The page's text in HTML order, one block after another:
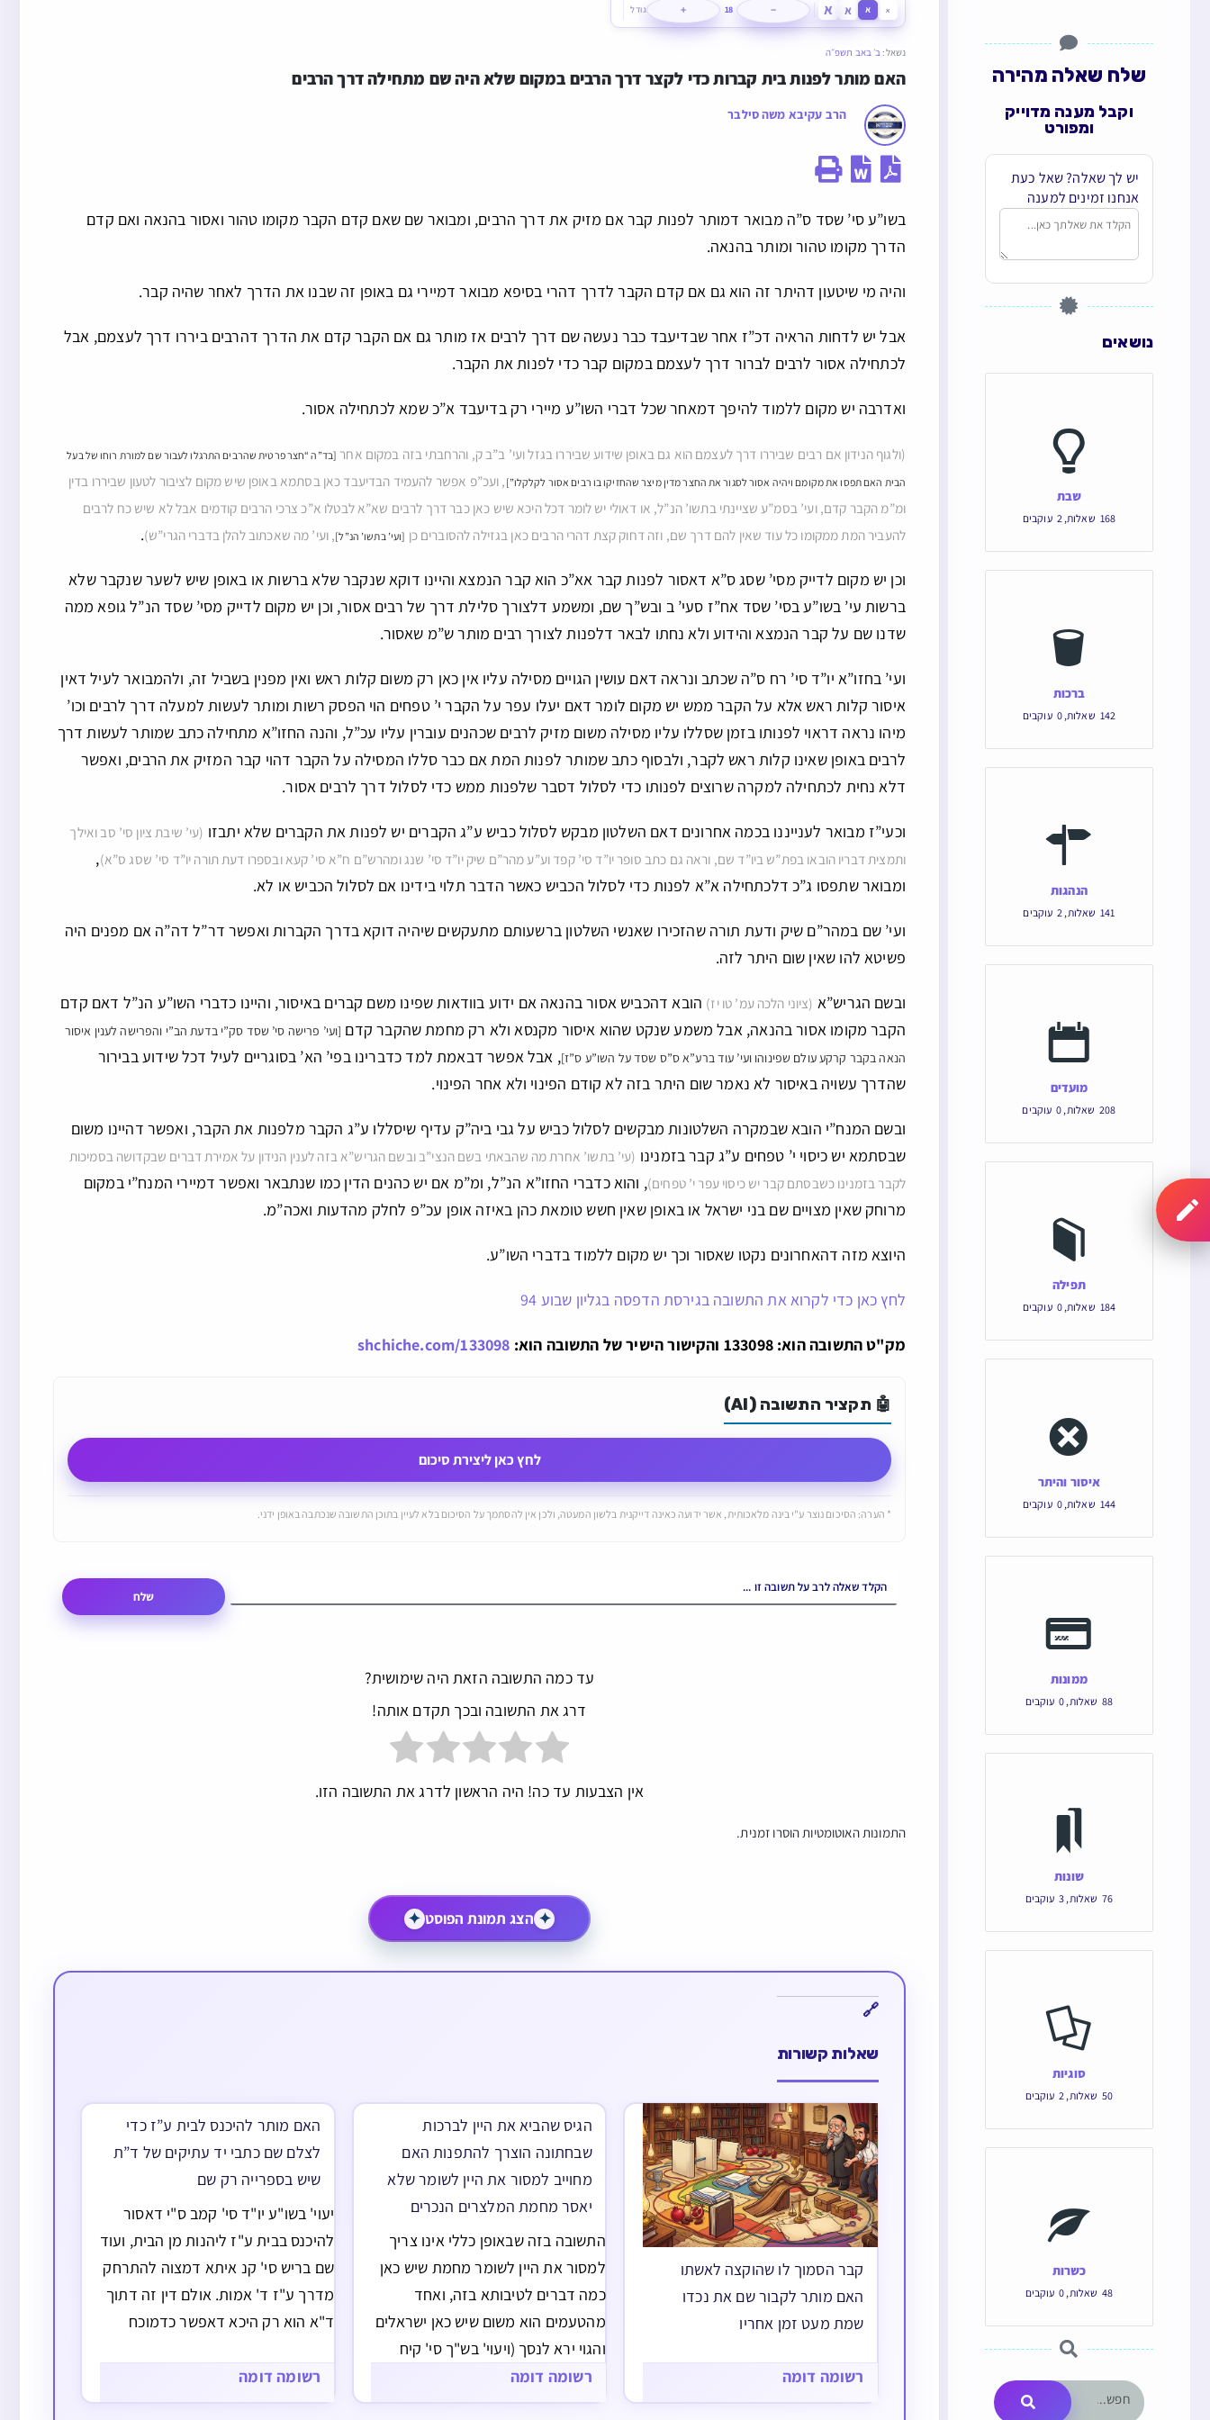
א א א א −
18
+ גודל
נשאל: ב׳ באב תשפ״ה
האם מותר לפנות בית קברות כדי לקצר דרך הרבים במקום שלא היה שם מתחילה דרך הרבים
הרב עקיבא משה סילבר
בשו”ע סי’ שסד ס”ה מבואר דמותר לפנות קבר אם מזיק את דרך הרבים, ומבואר שם שאם קדם הקבר מקומו טהור ואסור בהנאה ואם קדם
הדרך מקומו טהור ומותר בהנאה.
והיה מי שיטעון דהיתר זה הוא גם אם קדם הקבר לדרך דהרי בסיפא מבואר דמיירי גם באופן זה שבנו את הדרך לאחר שהיה קבר.
אבל יש לדחות הראיה דכ”ז אחר שבדיעבד כבר נעשה שם דרך לרבים אז מותר גם אם הקבר קדם את הדרך דהרבים ביררו דרך לעצמם, אבל
לכתחילה אסור לרבים לברור דרך לעצמם במקום קבר כדי לפנות את הקבר.
ואדרבה יש מקום ללמוד להיפך דמאחר שכל דברי השו”ע מיירי רק בדיעבד א”כ שמא לכתחילה אסור.
(ולגוף הנידון אם רבים שביררו דרך לעצמם הוא גם באופן שידוע שביררו בגזל ועי’ ב”ב ק, והרחבתי בזה במקום אחר [בד”ה “חצר פרטית שהרבים התרגלו לעבור שם למורת רוחו של בעל
הבית האם תפסו את מקומם ויהיה אסור לסגור את החצר מדין מיצר שהחזיקו בו רבים אסור לקלקלו”] , ועכ”פ אפשר להעמיד הבדיעבד כאן בסתמא באופן שיש מקום לציבור לטעון שביררו בדין
ומ”מ הקבר קדם, ועי’ בסמ”ע שציינתי בתשו’ הנ”ל, או דאולי יש לומר דכל היכא שיש כאן כבר דרך לרבים שא”א לבטלו א”כ צרכי הרבים קודמים אבל לא שיש כח לרבים
להעביר המת ממקומו כל עוד שאין להם דרך שם, וזה דחוק קצת דהרי הרבים כאן בגזילה להסוברים כן [ועי’ בתשו’ הנ”ל], ועי’ מה שאכתוב להלן בדברי הגרי”ש).
וכן יש מקום לדייק מסי’ שסג ס”א דאסור לפנות קבר אא”כ הוא קבר הנמצא והיינו דוקא שנקבר שלא ברשות או באופן שיש לשער שנקבר שלא
ברשות עי’ בשו”ע בסי’ שסד אח”ז סעי’ ב ובש”ך שם, ומשמע דלצורך סלילת דרך של רבים אסור, וכן יש מקום לדייק מסי’ שסד הנ”ל גופא ממה
שדנו שם על קבר הנמצא והידוע ולא נחתו לבאר דלפנות לצורך רבים מותר ש”מ שאסור.
ועי’ בחזו”א יו”ד סי’ רח ס”ה שכתב ונראה דאם עושין הגויים מסילה עליו אין כאן רק משום קלות ראש ואין מפנין בשביל זה, ולהמבואר לעיל דאין
איסור קלות ראש אלא על הקבר ממש יש מקום לומר דאם יעלו עפר על הקבר י’ טפחים הוי הפסק רשות ומותר לעשות למעלה דרך לרבים וכו’
מיהו נראה דראוי לפנותו בזמן שסללו עליו מסילה משום מזיק לרבים שכהנים עוברין עליו עכ”ל, והנה החזו”א מתחילה כתב שמותר לעשות דרך
לרבים באופן שאינו קלות ראש לקבר, ולבסוף כתב שמותר לפנות המת אם כבר סללו המסילה על הקבר דהוי קבר המזיק את הרבים, ואפשר
דלא נחית לכתחילה למקרה שרוצים לפנותו כדי לסלול דסבר שלפנות ממש כדי לסלול דרך לרבים אסור.
וכעי”ז מבואר לענייננו בכמה אחרונים דאם השלטון מבקש לסלול כביש ע”ג הקברים יש לפנות את הקברים שלא יתבזו (עי’ שיבת ציון סי’ סב ואילך
ותמצית דבריו הובאו בפת”ש ביו”ד שם, וראה גם כתב סופר יו”ד סי’ קפד וע”ע מהר”ם שיק יו”ד סי’ שנג ומהרש”ם ח”א סי’ קעא ובספרו דעת תורה יו”ד סי’ שסג ס”א),
ומבואר שתפסו ג”כ דלכתחילה א”א לפנות כדי לסלול הכביש כאשר הדבר תלוי בידינו אם לסלול הכביש או לא.
ועי’ שם במהר”ם שיק ודעת תורה שהזכירו שאנשי השלטון ברשעותם מתעקשים שיהיה דוקא בדרך הקברות ואפשר דר”ל דה”ה אם מפנים היה
פשיטא להו שאין שום היתר לזה.
ובשם הגריש”א (ציוני הלכה עמ’ טו יז) הובא דהכביש אסור בהנאה אם ידוע בוודאות שפינו משם קברים באיסור, והיינו כדברי השו”ע הנ”ל דאם קדם
הקבר מקומו אסור בהנאה, אבל משמע שנקט שהוא איסור מקנסא ולא רק מחמת שהקבר קדם [ועי’ פרישה סי’ שסד סק”י בדעת הב”י והפרישה לענין איסור
הנאה בקבר קרקע עולם שפינוהו ועי’ עוד ברע”א ס”ס שסד על השו”ע ס”ז], אבל אפשר דבאמת למד כדברינו בפי’ הא’ בסוגריים לעיל דכל שידוע בבירור
שהדרך עשויה באיסור לא נאמר שום היתר בזה לא קודם הפינוי ולא אחר הפינוי.
ובשם המנח”י הובא שבמקרה השלטונות מבקשים לסלול כביש על גבי ביה”ק עדיף שיסללו ע”ג הקבר מלפנות את הקבר, ואפשר דהיינו משום
שבסתמא יש כיסוי י’ טפחים ע”ג קבר בזמנינו (עי’ בתשו’ אחרת מה שהבאתי בשם הנצי”ב ובשם הגריש”א בזה לענין הנידון על אמירת דברים שבקדושה בסמיכות
לקבר בזמנינו כשבסתם קבר יש כיסוי עפר י’ טפחים), והוא כדברי החזו”א הנ”ל, ומ”מ אם יש כהנים הדין כמו שנתבאר ואפשר דמיירי המנח”י במקום
מרוחק שאין מצויים שם בני ישראל או באופן שאין חשש טומאת כהן באיזה אופן עכ”פ לחלק מהדעות ואכה”מ.
היוצא מזה דהאחרונים נקטו שאסור וכך יש מקום ללמוד בדברי השו”ע.
לחץ כאן כדי לקרוא את התשובה בגירסת הדפסה בגליון שבוע 94
מק"ט התשובה הוא: 133098 והקישור הישיר של התשובה הוא: shchiche.com/133098
🤖 תקציר התשובה (AI)
לחץ כאן ליצירת סיכום
* הערה: הסיכום נוצר ע"י בינה מלאכותית, אשר ידועה כאינה דייקנית בלשון המעטה, ולכן אין להסתמך על הסיכום בלא לעיין בתוכן התשובה שנכתבה באופן ידני.
שלח
עד כמה התשובה הזאת היה שימושית?
דרג את התשובה ובכך תקדם אותה!
אין הצבעות עד כה! היה הראשון לדרג את התשובה הזו.
התמונות האוטומטיות הוסרו זמנית.
✦ הצג תמונת הפוסט ✦
שאלות קשורות
קבר הסמוך לו שהוקצה לאשתו
האם מותר לקבור שם את נכדו
שמת מעט זמן אחריו
רשומה דומה
הגיס שהביא את היין לברכות
שבחתונה הוצרך להתפנות האם
מחוייב למסור את היין לשומר שלא
יאסר מחמת המלצרים הנכרים
התשובה בזה שבאופן כללי אינו צריך
למסור את היין לשומר מחמת שיש כאן
כמה דברים לטיבותא בזה, ואחד
מהטעמים הוא משום שיש כאן ישראלים
והגוי ירא לנסך (ויעוי' בש"ך סי' קיח
סקל"ג לענין חלב), ואולי בהמשך נרחיב
עוד בנימוקים בזה. אולם מ"מ אם לפי
רשומה דומה
האם מותר להיכנס לבית ע”ז כדי
לצלם שם כתבי יד עתיקים של ד”ת
שיש בספרייה רק שם
יעוי' בשו"ע יו"ד סי' קמב ס"י דאסור
להיכנס בבית ע"ז ליהנות מן הבית, ועוד
שם בריש סי' קנ איתא דמצוה להתרחק
מדרך ע"ז ד' אמות. אולם דין זה דתוך
ד"א הוא רק היכא דאפשר כדמוכח
הובא הנידון אם בית ע"ז חמור יותר
או…
רשומה דומה
שלח שאלה מהירה
וקבל מענה מדוייק
ומפורט
יש לך שאלה? שאל כעת
אנחנו זמינים למענה
נושאים
שבת
168 שאלות,
2 עוקבים
ברכות
142 שאלות,
0 עוקבים
הנהגות
141 שאלות,
2 עוקבים
מועדים
208 שאלות,
0 עוקבים
תפילה
184 שאלות,
0 עוקבים
איסור והיתר
144 שאלות,
0 עוקבים
ממונות
88 שאלות,
0 עוקבים
שונות
76 שאלות,
3 עוקבים
סוגיות
50 שאלות,
2 עוקבים
כשרות
48 שאלות,
0 עוקבים